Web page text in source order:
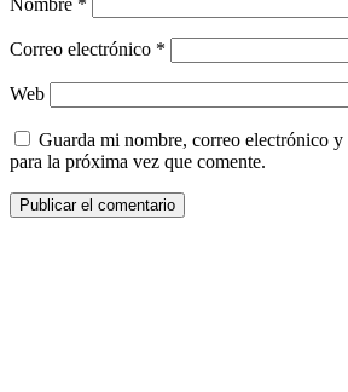
Nombre *
Correo electrónico *
Web
Guarda mi nombre, correo electrónico y
para la próxima vez que comente.